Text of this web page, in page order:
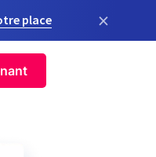
place ×